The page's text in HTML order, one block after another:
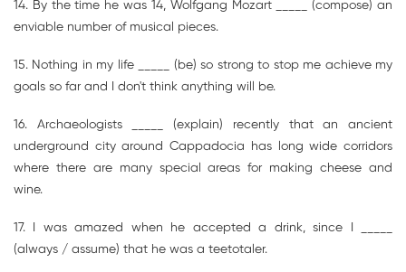
14. By the time he was 14, Wolfgang Mozart _____ (compose) an
enviable number of musical pieces.
15. Nothing in my life _____ (be) so strong to stop me achieve my
goals so far and I don't think anything will be.
16. Archaeologists _____ (explain) recently that an ancient
underground city around Cappadocia has long wide corridors
where there are many special areas for making cheese and
wine.
17. I was amazed when he accepted a drink, since I _____
(always / assume) that he was a teetotaler.